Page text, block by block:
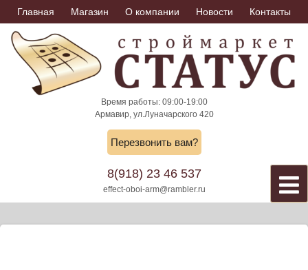
Skip
to
content
Главная Магазин О компании Новости Контакты
Время работы: 09:00-19:00
Армавир, ул.Луначарского 420
Перезвонить вам?
8(918) 23 46 537
effect-oboi-arm@rambler.ru